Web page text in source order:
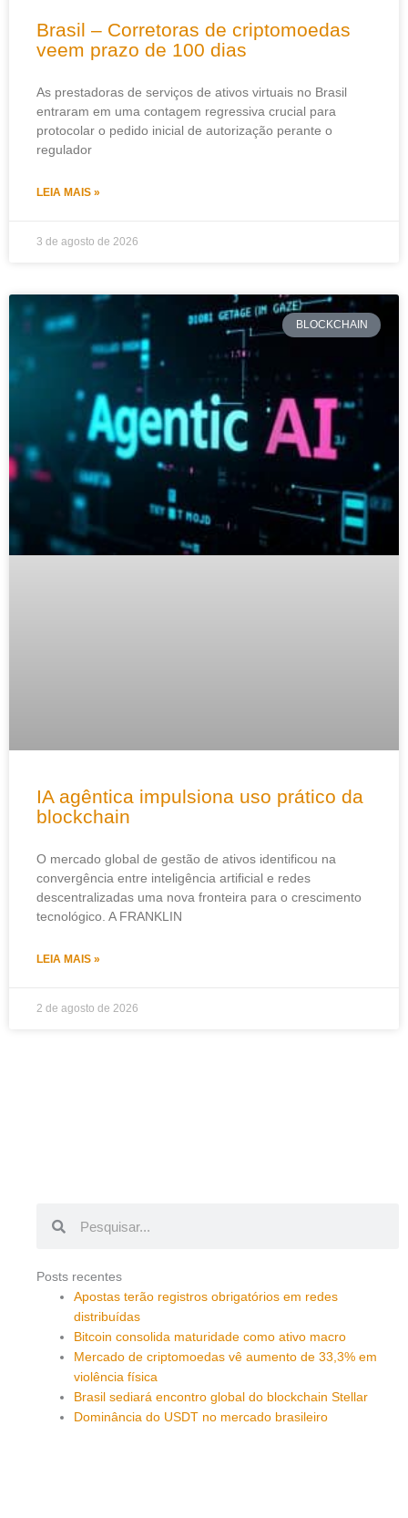
Brasil – Corretoras de criptomoedas
veem prazo de 100 dias
As prestadoras de serviços de ativos virtuais no Brasil
entraram em uma contagem regressiva crucial para
protocolar o pedido inicial de autorização perante o
regulador
LEIA MAIS »
3 de agosto de 2026
BLOCKCHAIN
IA agêntica impulsiona uso prático da
blockchain
O mercado global de gestão de ativos identificou na
convergência entre inteligência artificial e redes
descentralizadas uma nova fronteira para o crescimento
tecnológico. A FRANKLIN
LEIA MAIS »
2 de agosto de 2026
Posts recentes
Apostas terão registros obrigatórios em redes
distribuídas
Bitcoin consolida maturidade como ativo macro
Mercado de criptomoedas vê aumento de 33,3% em
violência física
Brasil sediará encontro global do blockchain Stellar
Dominância do USDT no mercado brasileiro